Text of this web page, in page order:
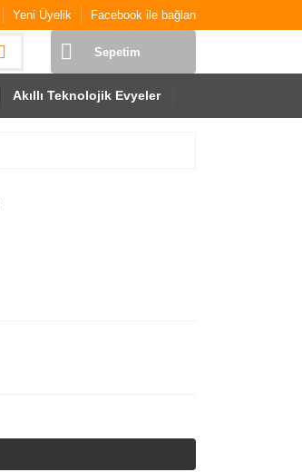
Yeni Üyelik Facebook ile bağlan
Sepetim
Akıllı Teknolojik Evyeler